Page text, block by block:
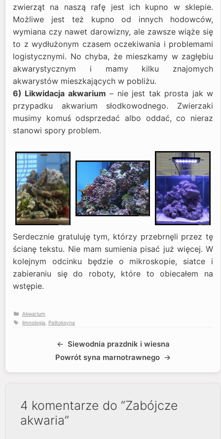
zwierząt na naszą rafę jest ich kupno w sklepie.
Możliwe jest też kupno od innych hodowców,
wymiana czy nawet darowizny, ale zawsze wiąże się
to z wydłużonym czasem oczekiwania i problemami
logistycznymi. No chyba, że mieszkamy w zagłębiu
akwarystycznym i mamy kilku znajomych
akwarystów mieszkających w pobliżu.
6) Likwidacja akwarium – nie jest tak prosta jak w
przypadku akwarium słodkowodnego. Zwierzaki
musimy komuś odsprzedać albo oddać, co nieraz
stanowi spory problem.
Serdecznie gratuluję tym, którzy przebrnęli przez tę
ścianę tekstu. Nie mam sumienia pisać już więcej. W
kolejnym odcinku będzie o mikroskopie, siatce i
zabieraniu się do roboty, które to obiecałem na
wstępie.
Kategorie
Akwarium
Tagi
limnologia Palitoksyna
Siewodnia prazdnik i wiesna
Powrót syna marnotrawnego
4 komentarze do “Zabójcze
akwaria”